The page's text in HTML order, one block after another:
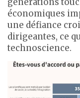
économiques
une défiance
dirigeantes, ce
technoscience.